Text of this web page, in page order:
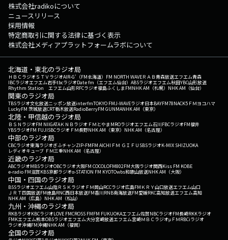
株式会社radikoについて
ニュースリリース
採用情報
特定商取引に関する法律に基づく表示
株式会社メディアプラットフォームラボについて
北海道・東北のラジオ局
ＨＢＣラジオＳＴＶラジオAIR-G'（FM北海道） FM NORTH WAVEＲＡＢ青森放送エフエム青森
IBCラジオエフエム岩手tbcラジオDate fm（エフエム仙台） ABSラジオエフエム秋田YBC山形放送
Rhythm Station エフエム山形RFCラジオ福島ふくしまFMNHK AM（札幌） NHK AM（仙台）
関東のラジオ局
TBSラジオ文化放送ニッポン放送interfmTOKYO FMJ-WAVEラジオ日本BAYFM78NACK5 ＦＭヨコハマ
LuckyFM 茨城放送CRT栃木放送RadioBerryFM GUNMANHK AM（東京）
北陸・甲信越のラジオ局
ＢＳＮラジオFM NIIGATAＫＮＢラジオ ＦＭとやまMROラジオエフエム石川FBCラジオFM福井
YBSラジオFM FUJISBCラジオ ＦＭ長野NHK AM（東京） NHK AM（名古屋）
中部のラジオ局
CBCラジオ東海ラジオぎふチャンZIP-FMFM AICHI ＦＭ ＧＩＦＵ SBSラジオK-MIX SHIZUOKA
レディオキューブ ＦＭ三重NHK AM（名古屋）
近畿のラジオ局
ABCラジオMBSラジオOBCラジオ大阪FM COCOLOFM802FM大阪ラジオ関西Kiss FM KOBE
e-radio FM滋賀KBS京都ラジオα-STATION FM KYOTOwbs和歌山放送NHK AM（大阪）
中国・四国のラジオ局
BSSラジオエフエム山陰ＲＳＫラジオ ＦＭ岡山RCCラジオ広島FM ＫＲＹ山口放送エフエム山口
ＪＲＴ四国放送FM徳島RNC西日本放送FM香川RNB南海放送FM愛媛RKC高知放送エフエム高知
NHK AM（広島） NHK AM（松山）
九州・沖縄のラジオ局
RKBラジオKBCラジオLOVE FMCROSS FMFM FUKUOKAエフエム佐賀NBCラジオFM長崎RKKラジオ
FMKエフエム熊本OBSラジオエフエム大分宮崎放送エフエム宮崎ＭＢＣラジオμＦＭRBCiラジオ
ラジオ沖縄FM沖縄NHK AM（福岡）
全国のラジオ局